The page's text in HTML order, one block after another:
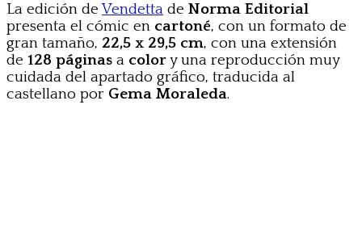
La edición deVendetta de Norma Editorial
presenta el cómic en cartoné, con un formato de
gran tamaño, 22,5 x 29,5 cm, con una extensión
de 128 páginas a colory una reproducción muy
cuidada del apartado gráfico, traducida al
castellano por Gema Moraleda.